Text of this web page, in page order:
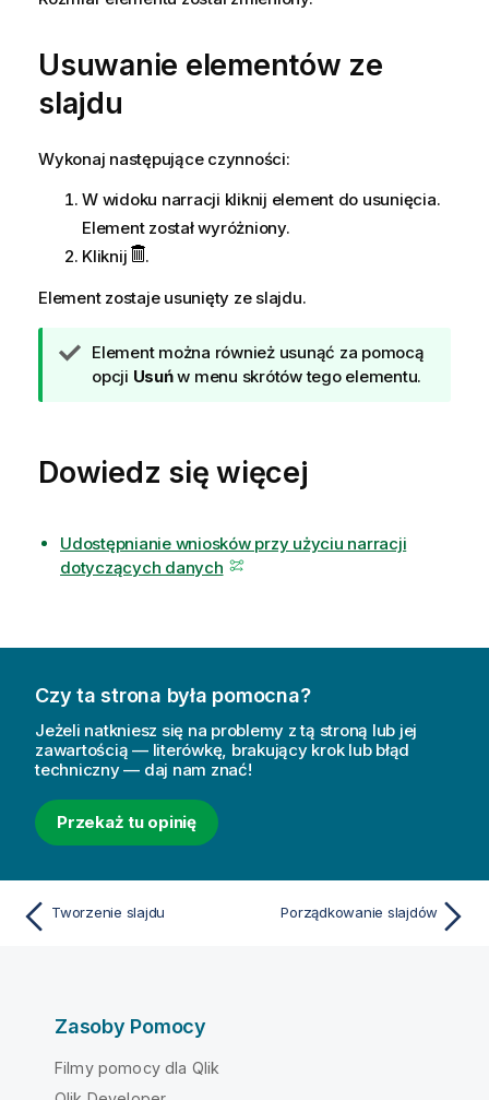
Usuwanie elementów ze
slajdu
Wykonaj następujące czynności:
W widoku narracji kliknij element do usunięcia.
Element został wyróżniony.
Kliknij
.
Element zostaje usunięty ze slajdu.
W
s
ó
a
Element można również usunąć za pomocą
opcji Usuńw menu skrótów tego elementu.
Dowiedz się więcej
Udostępnianie wniosków przy użyciu narracji
dotyczących danych
Czy ta strona była pomocna?
Jeżeli natkniesz się na problemy z tą stroną lub jej
zawartością — literówkę, brakujący krok lub błąd
techniczny — daj nam znać!
Przekaż tu opinię
Tworzenie slajdu Porządkowanie slajdów
Zasoby Pomocy
Filmy pomocy dla Qlik